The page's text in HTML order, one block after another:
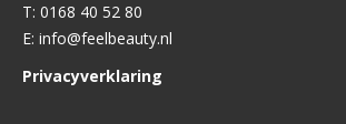
T: 0168 40 52 80
E: info@feelbeauty.nl
Privacyverklaring